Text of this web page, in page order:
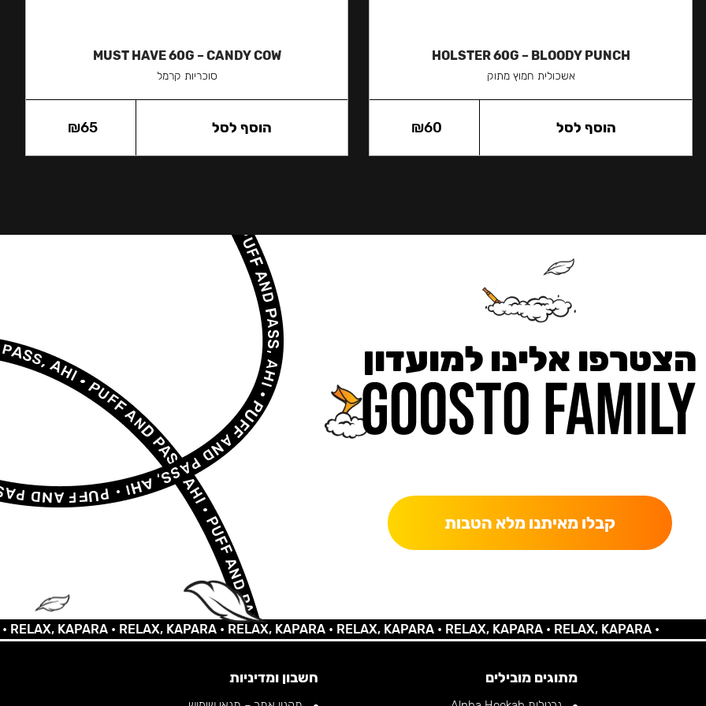
HOLSTER 60G – BLOODY PUNCH
אשכולית חמוץ מתוק
₪60 הוסף לסל
MUST HAVE 60G – CANDY COW
סוכריות קרמל
₪65 הוסף לסל
הצטרפו אלינו למועדון
קבלו מאיתנו מלא הטבות
KAPARA •RELAX, KAPARA •RELAX, KAPARA •RELAX, KAPARA •RELAX, KAPARA •RELAX, KAPARA •
מתוגים מובילים חשבון ומדיניות